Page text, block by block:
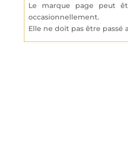
Le marque page peut
occasionnellement.
Elle ne doit pas être passé